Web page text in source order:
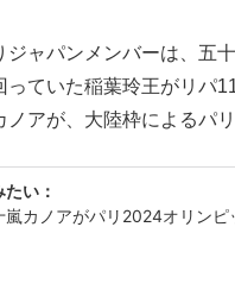
ャパンメンバーは、五
ていた稲葉玲王がリパ
アが、大陸枠によるパ